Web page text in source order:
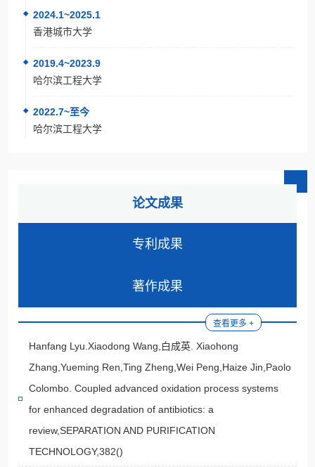
2024.1~2025.1
香港城市大学
2019.4~2023.9
哈尔滨工程大学
2022.7~至今
哈尔滨工程大学
论文成果
专利成果
著作成果
查看更多 +
Hanfang Lyu.Xiaodong Wang,白成英. Xiaohong
Zhang,Yueming Ren,Ting Zheng,Wei Peng,Haize Jin,Paolo
Colombo. Coupled advanced oxidation process systems
for enhanced degradation of antibiotics: a
review,SEPARATION AND PURIFICATION
TECHNOLOGY,382()